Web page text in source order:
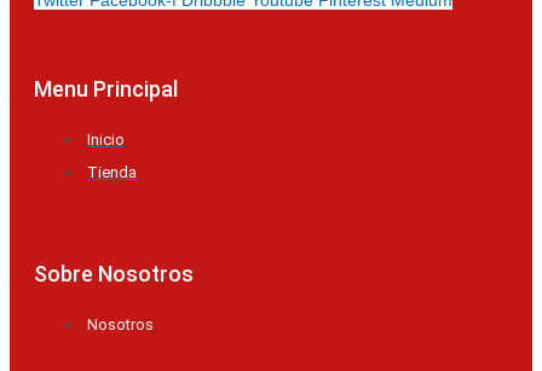
Menu Principal
Inicio
Tienda
Sobre Nosotros
Nosotros